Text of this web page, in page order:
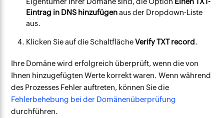
Eintrag in DNS hinzufügenaus der Dropdown-Liste
aus.
Klicken Sie auf die SchaltflächeVerify TXT record.
Ihre Domäne wird erfolgreich überprüft, wenn die von
Ihnen hinzugefügten Werte korrekt waren. Wenn während
des Prozesses Fehler auftreten, können Sie die
Fehlerbehebung bei der Domänenüberprüfung
durchführen.